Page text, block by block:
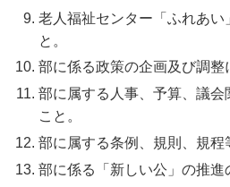
老人福祉センター「ふれあい
と。
部に係る政策の企画及び調整
部に属する人事、予算、議会
こと。
部に属する条例、規則、規程
部に係る「新しい公」の推進